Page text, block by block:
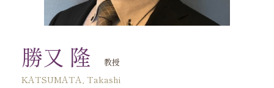
勝又 隆 教授
KATSUMATA, Takashi